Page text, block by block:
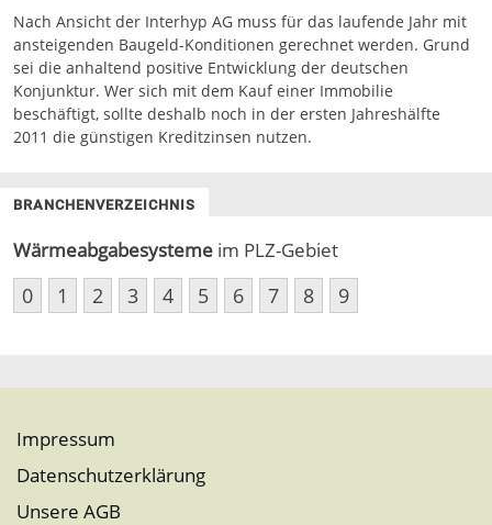
Nach Ansicht der Interhyp AG muss für das laufende Jahr mit
ansteigenden Baugeld-Konditionen gerechnet werden. Grund
sei die anhaltend positive Entwicklung der deutschen
Konjunktur. Wer sich mit dem Kauf einer Immobilie
beschäftigt, sollte deshalb noch in der ersten Jahreshälfte
2011 die günstigen Kreditzinsen nutzen.
BRANCHENVERZEICHNIS
Wärmeabgabesysteme im PLZ-Gebiet
0 1 2 3 4 5 6 7 8 9
Impressum
Datenschutzerklärung
Unsere AGB